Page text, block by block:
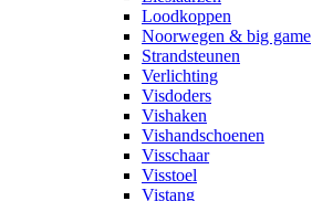
Loodkoppen
Noorwegen & big game
Strandsteunen
Verlichting
Visdoders
Vishaken
Vishandschoenen
Visschaar
Visstoel
Vistang